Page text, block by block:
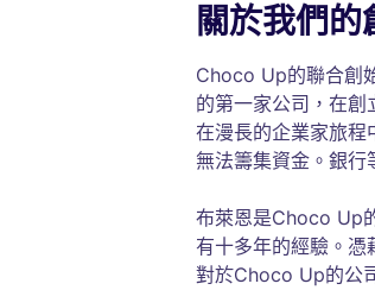
關於我們的
Choco Up的聯合創
的第一家公司，在
在漫長的企業家旅程
無法籌集資金。銀行
布萊恩是Choco Up
有十多年的經驗。憑
對於Choco Up的公